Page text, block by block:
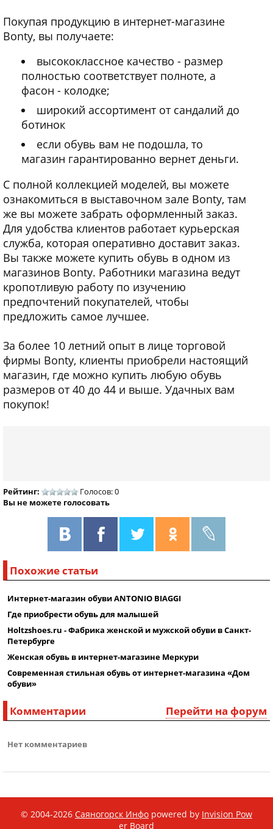
Покупая продукцию в интернет-магазине
Bonty, вы получаете:
высококлассное качество - размер
полностью соответствует полноте, а
фасон - колодке;
широкий ассортимент от сандалий до
ботинок
если обувь вам не подошла, то
магазин гарантированно вернет деньги.
С полной коллекцией моделей, вы можете
ознакомиться в выставочном зале Bonty, там
же вы можете забрать оформленный заказ.
Для удобства клиентов работает курьерская
служба, которая оперативно доставит заказ.
Вы также можете купить обувь в одном из
магазинов Bonty. Работники магазина ведут
кропотливую работу по изучению
предпочтений покупателей, чтобы
предложить самое лучшее.
За более 10 летний опыт в лице торговой
фирмы Bonty, клиенты приобрели настоящий
магазин, где можно купить любую обувь
размеров от 40 до 44 и выше. Удачных вам
покупок!
Рейтинг:
Голосов: 0
Вы не можете голосовать
Похожие статьи
Интернет-магазин обуви ANTONIO BIAGGI
Где приобрести обувь для малышей
Holtzshoes.ru - Фабрика женской и мужской обуви в Санкт-
Петербурге
Женская обувь в интернет-магазине Меркури
Современная стильная обувь от интернет-магазина «Дом
обуви»
Перейти на форум
Комментарии
Нет комментариев
© 2004-2026 Саяногорск Инфо powered by Invision Pow
er Board